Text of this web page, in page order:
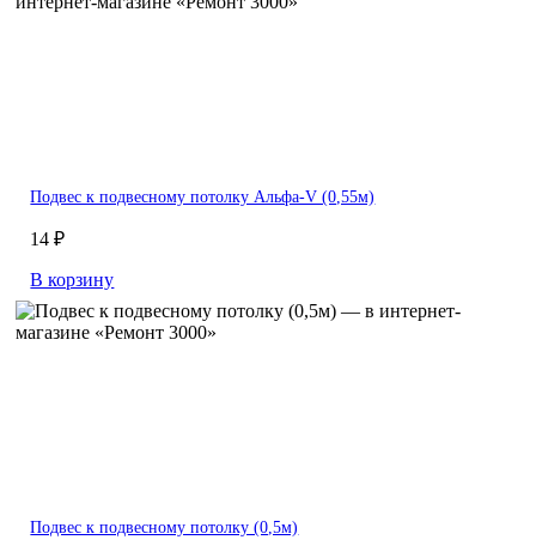
Подвес к подвесному потолку Альфа-V (0,55м)
14 ₽
В корзину
Подвес к подвесному потолку (0,5м)